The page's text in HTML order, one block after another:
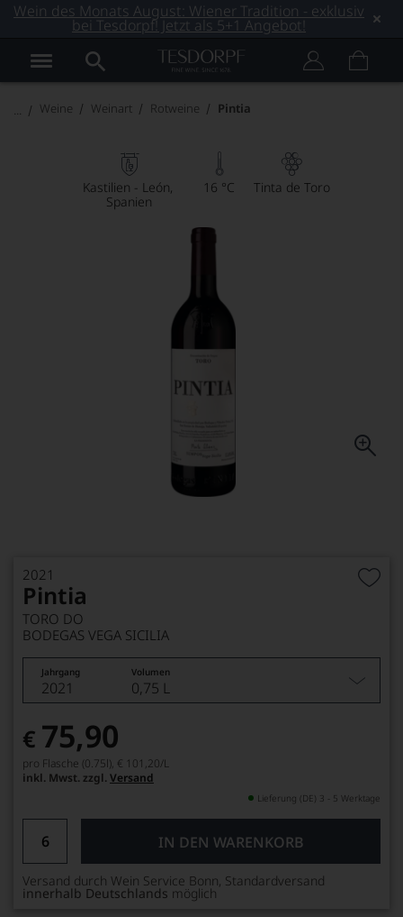
Wein des Monats August: Wiener Tradition - exklusiv
bei Tesdorpf! Jetzt als 5+1 Angebot!
Weine Weinart Rotweine Pintia
Kastilien - León
Spanien
16 °C Tinta de Toro
2021
Pintia
TORO DO
BODEGAS VEGA SICILIA
Jahrgang Volumen
2021 0,75 L
€ 75,90
pro Flasche (0.75l), € 101,20/L
inkl. Mwst. zzgl. Versand
Lieferung (DE) 3 - 5 Werktage
IN DEN WARENKORB
Versand durch Wein Service Bonn, Standardversand
innerhalb Deutschlands möglich